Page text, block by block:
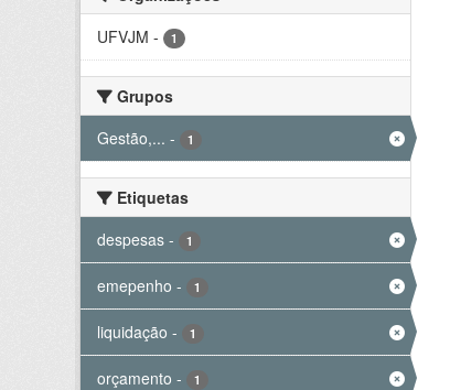
UFVJM - 1
Grupos
Gestão,... - 1
Etiquetas
despesas - 1
emepenho - 1
liquidação - 1
orçamento - 1